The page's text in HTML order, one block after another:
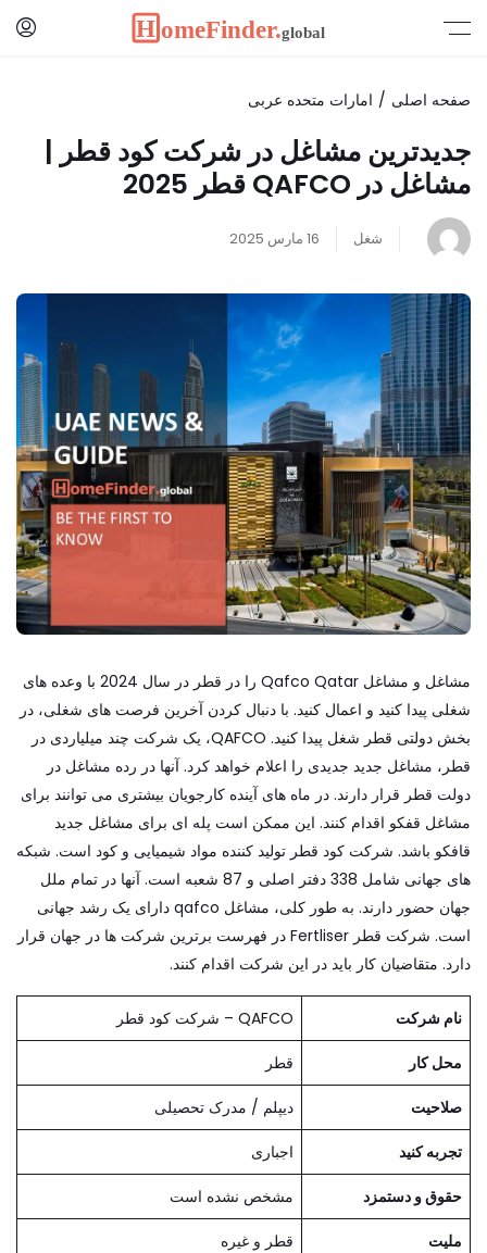
صفحه اصلی امارات متحده عربی
جدیدترین مشاغل در شرکت کود قطر |
مشاغل در QAFCO قطر 2025
شغل 16 مارس 2025
مشاغل و مشاغل Qafco Qatar را در قطر در سال 2024 با وعده های
شغلی پیدا کنید و اعمال کنید. با دنبال کردن آخرین فرصت های شغلی، در
بخش دولتی قطر شغل پیدا کنید. QAFCO، یک شرکت چند میلیاردی در
قطر، مشاغل جدید جدیدی را اعلام خواهد کرد. آنها در رده مشاغل در
دولت قطر قرار دارند. در ماه های آینده کارجویان بیشتری می توانند برای
مشاغل قفکو اقدام کنند. این ممکن است پله ای برای مشاغل جدید
قافکو باشد. شرکت کود قطر تولید کننده مواد شیمیایی و کود است. شبکه
های جهانی شامل 338 دفتر اصلی و 87 شعبه است. آنها در تمام ملل
جهان حضور دارند. به طور کلی، مشاغل qafco دارای یک رشد جهانی
است. شرکت قطر Fertliser در فهرست برترین شرکت ها در جهان قرار
دارد. متقاضیان کار باید در این شرکت اقدام کنند.
نام شرکت QAFCO – شرکت کود قطر
محل کار قطر
صلاحیت دیپلم / مدرک تحصیلی
تجربه کنید اجباری
حقوق و دستمزد مشخص نشده است
ملیت قطر و غیره